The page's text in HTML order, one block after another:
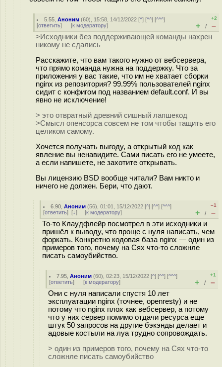
5.55 ,Аноним (60), 15:58, 14/12/2022 [^] [^^] [^^^]
[ответить] [к модератору]
+2
+ / –
>Исходники без поддерживающей команды нахрен
никому не сдались
Расскажите, что вам такого нужно от вебсервера,
что прямо команда нужна на поддержку. Что за
приложения у вас такие, что им не хватает сборки
nginx из репозитория? 99.99% пользователей nginx
сидит с конфигом под названием default.conf. И вы
явно не исключение!
> это отвратный древний сишный лапшекод
>Смысл опенсорса совсем не том чтобы тащить его
целиком самому.
Хочется получать выгоду, а открытый код как
явление вы ненавидите. Сами писать его не умеете,
а если напишете, не захотите открывать.
Вы лицензию BSD вообще читали? Вам никто и
ничего не должен. Бери, что дают.
6.90 ,Аноним (56), 01:01, 15/12/2022 [^] [^^] [^^^]
[ответить] [↓] [к модератору]
–1
+ / –
То-то Клаудфлейр посмотрел в эти исходники и
пришёл к выводу, что проще с нуля написать, чем
форкать. Конкретно кодовая база nginx — один из
примеров того, почему на Сях что-то сложнле
писать самоубийство.
7.95 ,Аноним (60), 02:23, 15/12/2022 [^] [^^] [^^^]
[ответить] [к модератору]
+1
+ / –
Они с нуля написали спустя 10 лет
эксплуатации nginx (точнее, openresty) и не
потому что nginx плох как вебсервер, а потому
что у них сервер помимо отдачи ресурса еще
штук 50 запросов на другие бэкэнды делает и
адовые костыли на луа трудно сопровождать.
> один из примеров того, почему на Сях что-то
сложнле писать самоубийство